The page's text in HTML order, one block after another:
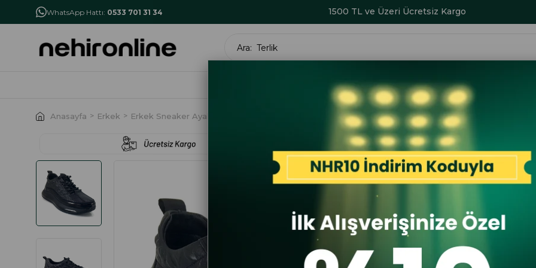
WhatsApp Hattı: 0533 701 31 34
İlk Alışverişe Özel İndirim NHR10 1500 TL ve Üzeri Ücretsiz Kargo
ERKEK ÇOCUK AKSESUAR SERİ SONU
Anasayfa Erkek Erkek Sneaker Ayakkabı Guja 504 24KA Erkek Sneaker Günlük Ayakkabı Siyah
Guja
Guja 504
İlk
İlk